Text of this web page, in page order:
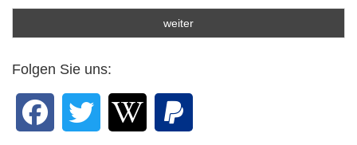
Folgen Sie uns: